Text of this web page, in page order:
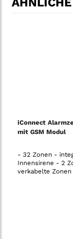
iConnect
mit GSM Modul
- 32 Zonen -
Innensirene - 2
verkabelte Zonen